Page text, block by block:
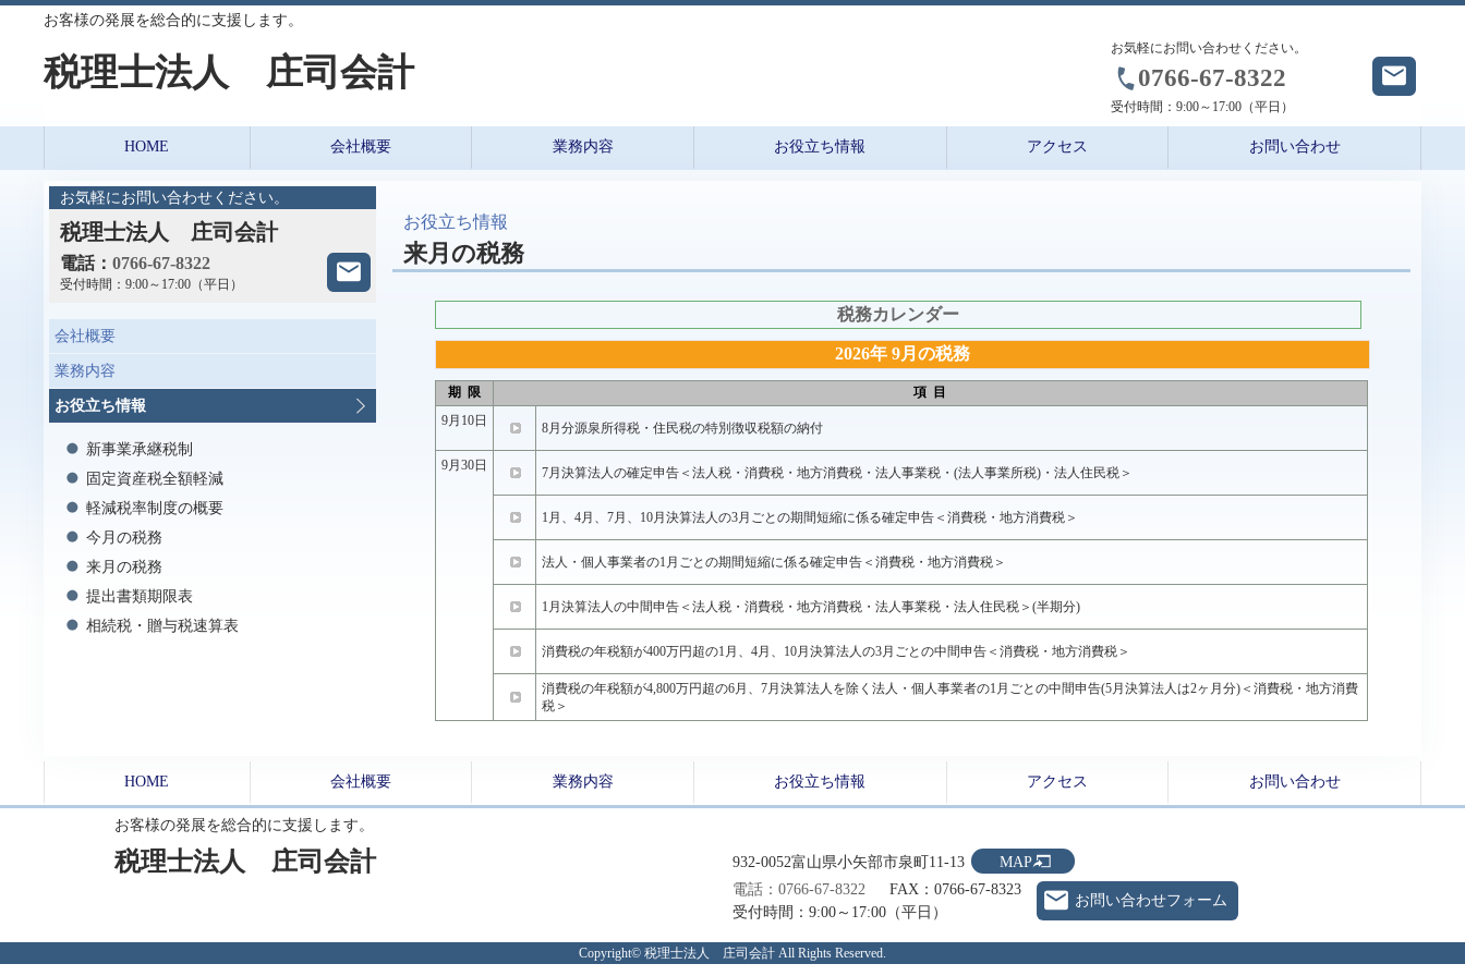
お客様の発展を総合的に支援します。
税理士法人 庄司会計
お気軽にお問い合わせください。
0766-67-8322
受付時間： 9:00～17:00（平日）
HOME 会社概要 業務内容 お役立ち情報 アクセス お問い合わせ
お役立ち情報
来月の税務
税務カレンダー
2026年 9月の税務
期 限
項 目
9月10日
8月分源泉所得税・住民税の特別徴収税額の納付
9月30日 7月決算法人の確定申告＜法人税・消費税・地方消費税・法人事業税・(法人事業所税)・法人住民税＞
1月、4月、7月、10月決算法人の3月ごとの期間短縮に係る確定申告＜消費税・地方消費税＞
法人・個人事業者の1月ごとの期間短縮に係る確定申告＜消費税・地方消費税＞
1月決算法人の中間申告＜法人税・消費税・地方消費税・法人事業税・法人住民税＞(半期分)
消費税の年税額が400万円超の1月、4月、10月決算法人の3月ごとの中間申告＜消費税・地方消費税＞
消費税の年税額が4,800万円超の6月、7月決算法人を除く法人・個人事業者の1月ごとの中間申告(5月決算法人は2ヶ月分)＜消費税・地方消費
税＞
お気軽にお問い合わせください。
税理士法人 庄司会計
電話： 0766-67-8322
受付時間： 9:00～17:00（平日）
会社概要
業務内容
お役立ち情報
新事業承継税制
固定資産税全額軽減
軽減税率制度の概要
今月の税務
来月の税務
提出書類期限表
相続税・贈与税速算表
HOME 会社概要 業務内容 お役立ち情報 アクセス お問い合わせ
お客様の発展を総合的に支援します。
税理士法人 庄司会計 932-0052富山県小矢部市泉町11-13
MAP
電話：0766-67-8322
FAX：0766-67-8323
受付時間：9:00～17:00（平日）
お問い合わせフォーム
Copyright© 税理士法人 庄司会計 All Rights Reserved.